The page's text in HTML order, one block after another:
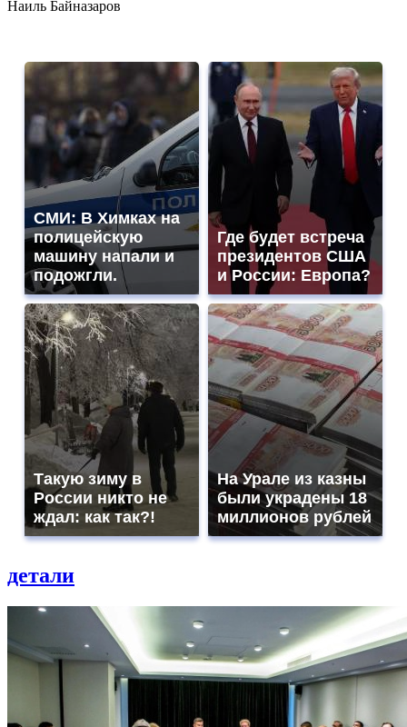
Наиль Байназаров
СМИ: В Химках на
полицейскую
машину напали и
подожгли.
Где будет встреча
президентов США
и России: Европа?
Такую зиму в
России никто не
ждал: как так?!
На Урале из казны
были украдены 18
миллионов рублей
детали